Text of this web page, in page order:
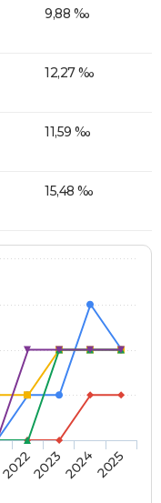
9,88 ‰
12,27 ‰
11,59 ‰
15,48 ‰
2022202320242025